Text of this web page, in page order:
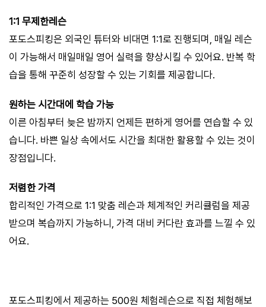
1:1 무제한레슨
포도스피킹은 외국인 튜터와 비대면 1:1로 진행되며, 매일 레슨
이 가능해서 매일매일 영어 실력을 향상시킬 수 있어요. 반복 학
습을 통해 꾸준히 성장할 수 있는 기회를 제공합니다.
원하는 시간대에 학습 가능
이른 아침부터 늦은 밤까지 언제든 편하게 영어를 연습할 수 있
습니다. 바쁜 일상 속에서도 시간을 최대한 활용할 수 있는 것이
장점입니다.
저렴한 가격
합리적인 가격으로 1:1 맞춤 레슨과 체계적인 커리큘럼을 제공
받으며 복습까지 가능하니, 가격 대비 커다란 효과를 느낄 수 있
어요.
포도스피킹에서 제공하는 500원 체험레슨으로 직접 체험해보